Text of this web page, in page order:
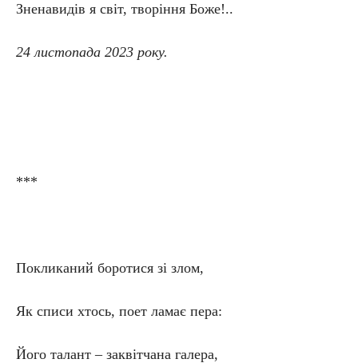
Зненавидів я світ, творіння Боже!..
24 листопада 2023 року.
***
Покликаний боротися зі злом,
Як списи хтось, поет ламає пера:
Його талант – заквітчана галера,